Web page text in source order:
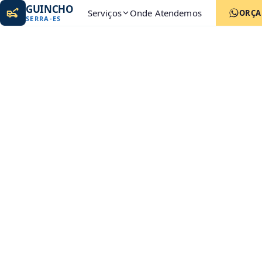
GUINCHO
SERRA-ES Serviços Onde Atendemos